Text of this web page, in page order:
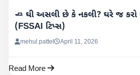
🧈 ઘી અસલી છે કે નકલી? ઘરે જ
(FSSAI ટિપ્સ)
mehul.pattel April 11, 2026
Read More